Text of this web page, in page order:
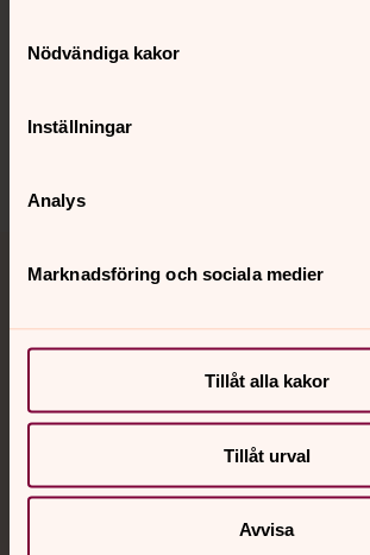
Nödvändiga kakor
Inställningar
Analys
Marknadsföring och sociala medier
Tillåt alla kakor
Tillåt urval
Avvisa
Jourhavande präst
med en präst på kvällar och nätter.
Telefon 112